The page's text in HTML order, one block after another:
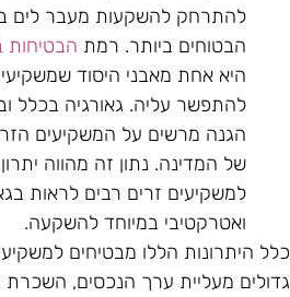
להתרחק להשקעות מעבר לים
הבטוחים ביותר. רמת הבטיחות
היא אחת מאבני היסוד
להתפשר עליה. גאורגיה בכלל
הגנה מרשים על המשקיעים
של המדינה. נתון זה מהווה
למשקיעים זרים רבים לראות
ואטרקטיבי במיוחד להשקעה.
היתרונות הללו מבטיחים
מעליית ערך הנכסים, השכרת